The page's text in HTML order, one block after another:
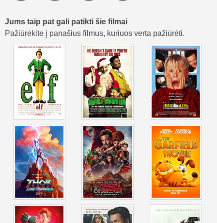
Jums taip pat gali patikti šie filmai
Pažiūrėkite į panašius filmus, kuriuos verta pažiūrėti.